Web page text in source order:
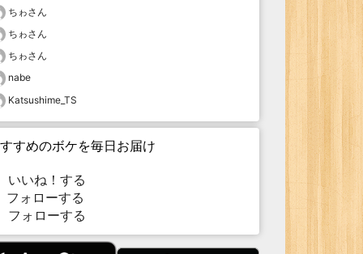
ちゎさん
ちゎさん
ちゎさん
nabe
Katsushime_TS
すめのボケを毎日お届け
いいね！する
ォローする
フォローする